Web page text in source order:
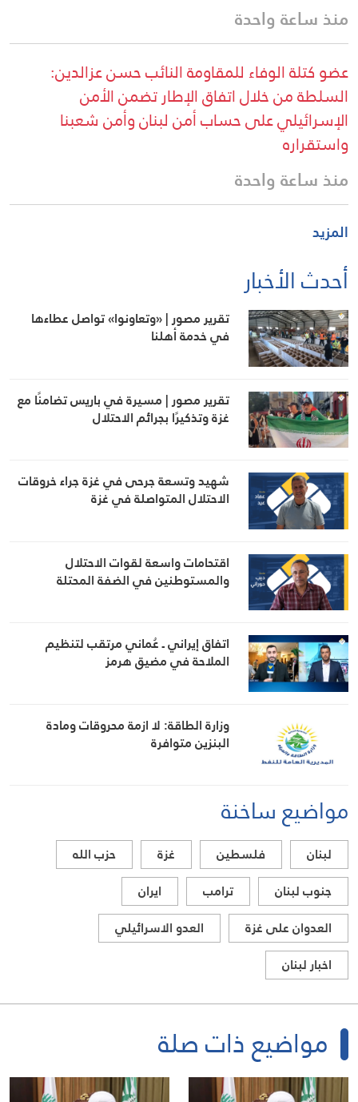
منذ ساعة واحدة
عضو كتلة الوفاء للمقاومة النائب حسن عزالدين:
السلطة من خلال اتفاق الإطار تضمن الأمن
الإسرائيلي على حساب أمن لبنان وأمن شعبنا
واستقراره
منذ ساعة واحدة
المزيد
أحدث الأخبار
تقرير مصور | «وتعاونوا» تواصل عطاءها
في خدمة أهلنا
تقرير مصور | مسيرة في باريس تضامنًا مع
غزة وتذكيرًا بجرائم الاحتلال
شهيد وتسعة جرحى في غزة جراء خروقات
الاحتلال المتواصلة في غزة
اقتحامات واسعة لقوات الاحتلال
والمستوطنين في الضفة المحتلة
اتفاق إيراني ـ عُماني مرتقب لتنظيم
الملاحة في مضيق هرمز
وزارة الطاقة: لا ازمة محروقات ومادة
البنزين متوافرة
مواضيع ساخنة
لبنان فلسطين غزة
حزب الله
جنوب لبنان
ترامب
ايران
العدوان على غزة
العدو الاسرائيلي
اخبار لبنان
مواضيع ذات صلة